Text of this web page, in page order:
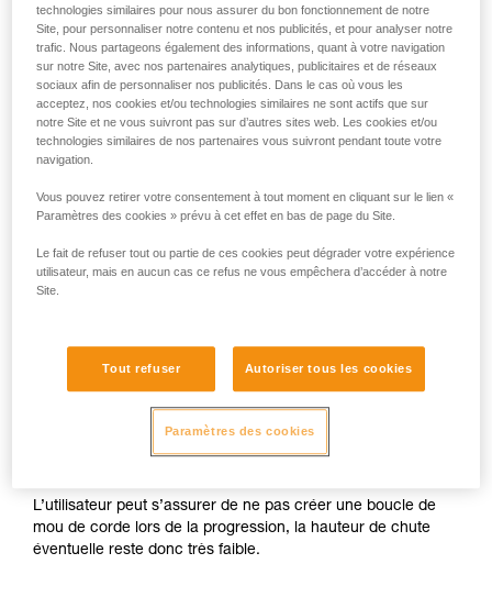
Le bloqueur ventral est connecté directement au harnais
sans rallonge. Sa position stable permet un bon défilement
L’utilisateur peut s’assurer de ne pas créer une boucle de
mou de corde lors de la progression, la hauteur de chute
éventuelle reste donc très faible.
technologies similaires pour nous assurer du bon fonctionnement de notre
Site, pour personnaliser notre contenu et nos publicités, et pour analyser notre
trafic. Nous partageons également des informations, quant à votre navigation
sur notre Site, avec nos partenaires analytiques, publicitaires et de réseaux
sociaux afin de personnaliser nos publicités. Dans le cas où vous les
acceptez, nos cookies et/ou technologies similaires ne sont actifs que sur
notre Site et ne vous suivront pas sur d’autres sites web. Les cookies et/ou
technologies similaires de nos partenaires vous suivront pendant toute votre
navigation.
Vous pouvez retirer votre consentement à tout moment en cliquant sur le lien «
Paramètres des cookies » prévu à cet effet en bas de page du Site.
Le fait de refuser tout ou partie de ces cookies peut dégrader votre expérience
utilisateur, mais en aucun cas ce refus ne vous empêchera d’accéder à notre
Site.
Tout refuser Autoriser tous les cookies
Paramètres des cookies